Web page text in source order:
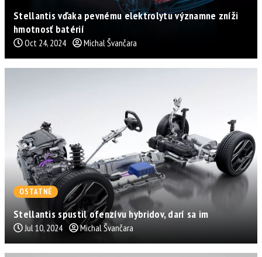
Stellantis vďaka pevnému elektrolytu významne zníži
hmotnosť batérií
Oct 24, 2024 Michal Švančara
OSTATNÉ
Stellantis spustil ofenzívu hybridov, darí sa im
Jul 10, 2024 Michal Švančara